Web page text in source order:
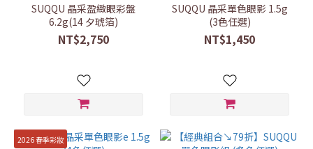
SUQQU 晶采盈緻眼彩盤
6.2g(14 夕琥箔)
NT$2,750
SUQQU 晶采單色眼影 1.5g
(3色任選)
NT$1,450
2026 春季彩妝